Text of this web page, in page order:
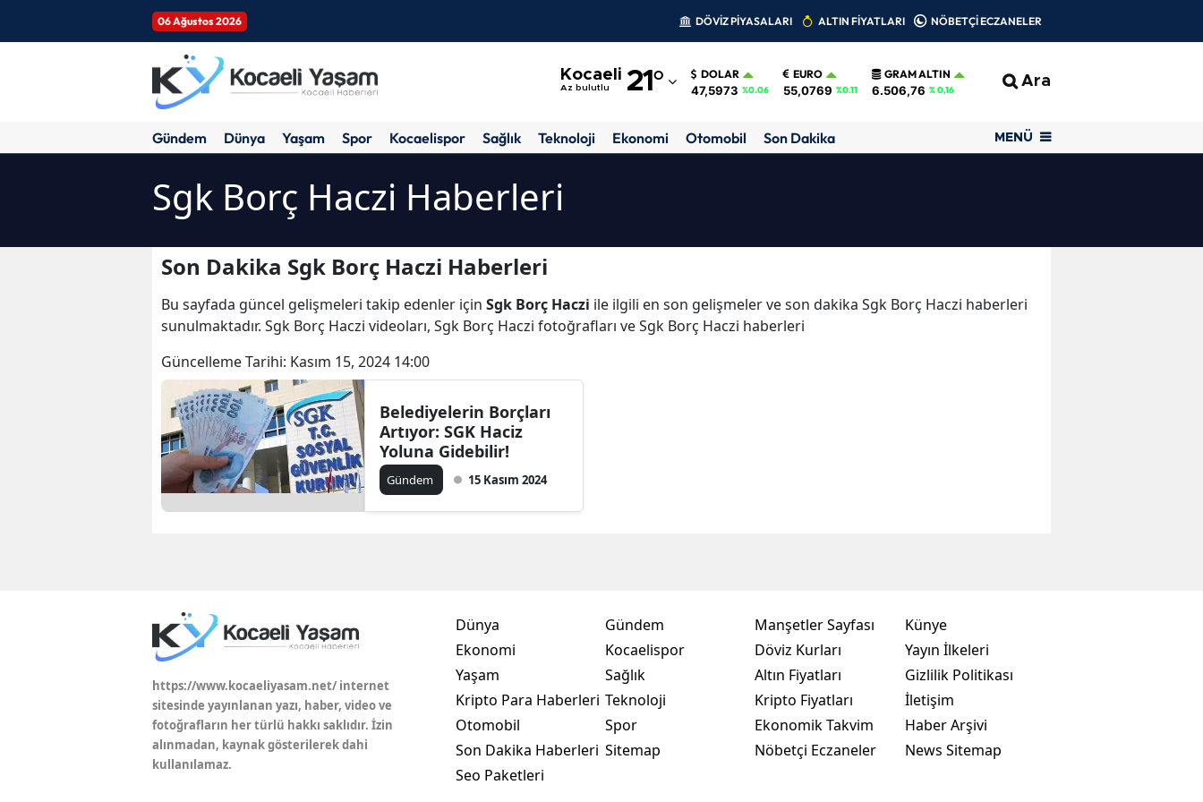
06 Ağustos 2026 DÖVİZ PİYASALARI ALTIN FİYATLARI NÖBETÇİ ECZANELER
Kocaeli
Az bulutlu 21°
Adıyaman
Artvin
Balıkesir
Çanakkale
Çankırı
Denizli
DOLAR
47,5973 %0.06
EURO
55,0769 %0.11
GRAM ALTIN
6.506,76 % 0,16 Ara
Gündem Dünya Yaşam Spor Kocaelispor Sağlık Teknoloji Ekonomi Otomobil Son Dakika MENÜ
Sgk Borç Haczi Haberleri
Son Dakika Sgk Borç Haczi Haberleri
Bu sayfada güncel gelişmeleri takip edenler için Sgk Borç Haczi ile ilgili en son gelişmeler ve son dakika Sgk Borç Haczi haberleri
sunulmaktadır. Sgk Borç Haczi videoları, Sgk Borç Haczi fotoğrafları ve Sgk Borç Haczi haberleri
Güncelleme Tarihi: Kasım 15, 2024 14:00
Belediyelerin Borçları
Artıyor: SGK Haciz
Yoluna Gidebilir!
Gündem 15 Kasım 2024
https://www.kocaeliyasam.net/ internet
sitesinde yayınlanan yazı, haber, video ve
fotoğrafların her türlü hakkı saklıdır. İzin
alınmadan, kaynak gösterilerek dahi
kullanılamaz.
Dünya
Ekonomi
Yaşam
Kripto Para Haberleri
Otomobil
Son Dakika Haberleri
Seo Paketleri
Gündem
Kocaelispor
Sağlık
Teknoloji
Spor
Sitemap
Manşetler Sayfası
Döviz Kurları
Altın Fiyatları
Kripto Fiyatları
Ekonomik Takvim
Nöbetçi Eczaneler
Künye
Yayın İlkeleri
Gizlilik Politikası
İletişim
Haber Arşivi
News Sitemap